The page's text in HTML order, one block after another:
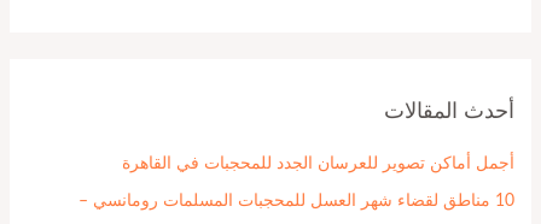
ث
ن
:
أحدث المقالات
أجمل أماكن تصوير للعرسان الجدد للمحجبات في القاهرة
10 مناطق لقضاء شهر العسل للمحجبات المسلمات رومانسي –